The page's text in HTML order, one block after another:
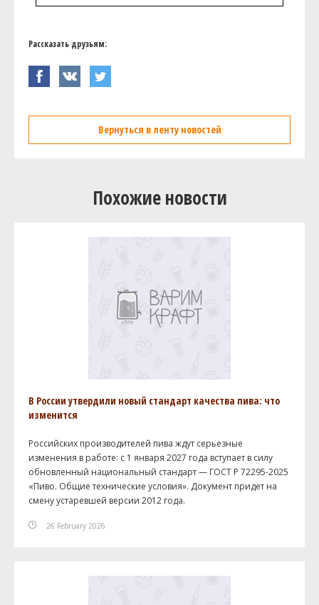
Рассказать друзьям:
Вернуться в ленту новостей
Похожие новости
В России утвердили новый стандарт качества пива: что
изменится
Российских производителей пива ждут серьезные
изменения в работе: с 1 января 2027 года вступает в силу
обновленный национальный стандарт — ГОСТ Р 72295-2025
«Пиво. Общие технические условия». Документ придет на
смену устаревшей версии 2012 года.
26 February 2026